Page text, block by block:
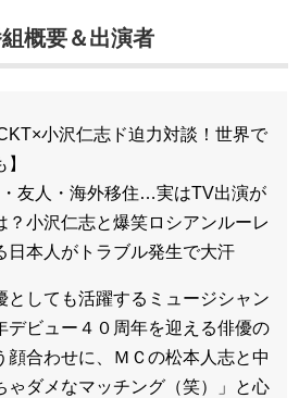
概要＆出演者
小沢仁志ド迫力対談！世界で
友人・海外移住…実はTV出演が
？小沢仁志と爆笑ロシアンルーレ
本人がトラブル発生で大汗
としても活躍するミュージシャン
デビュー４０周年を迎える俳優の
顔合わせに、ＭＣの松本人志と中
ゃダメなマッチング（笑）」と心